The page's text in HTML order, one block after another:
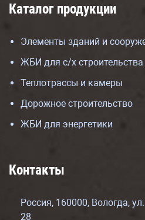
Каталог продукции
Элементы зданий и
ЖБИ для с/х строительства
Теплотрассы и камеры
Дорожное строительство
ЖБИ для энергетики
Контакты
Россия, 160000, Вологда,
28